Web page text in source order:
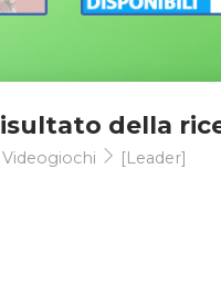
della
Videogiochi [Leader]